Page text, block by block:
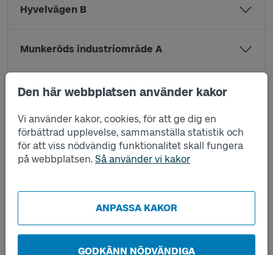
Den här webbplatsen använder kakor
Vi använder kakor, cookies, för att ge dig en
förbättrad upplevelse, sammanställa statistik och
för att viss nödvändig funktionalitet skall fungera
på webbplatsen. Så använder vi kakor
ANPASSA KAKOR
GODKÄNN NÖDVÄNDIGA
Hyvelvägen B
Munkeröds industriområde A
Munkeröds industriområde B
Nyborg A
Nyborg B
Shell Ekbacken A
Shell Ekbacken B